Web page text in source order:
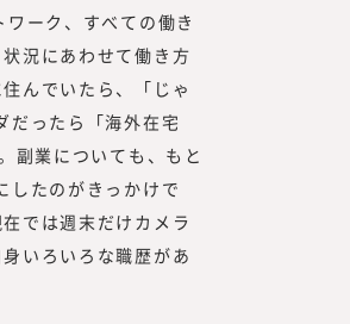
ーク、すべての働き
況にあわせて働き方
んでいたら、「じゃ
だったら「海外在宅
副業についても、もと
したのがきっかけで
では週末だけカメラ
いろいろな職歴があ